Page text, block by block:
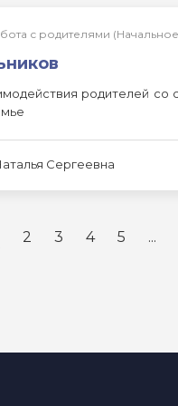
с родителями
родителей со
Сергеевна
2 3 4 5 ...